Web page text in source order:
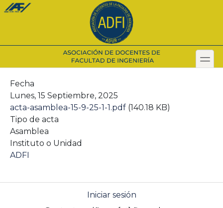
Pasar
toggle
Secondary menu
Fecha
Lunes, 15 Septiembre, 2025
acta-asamblea-15-9-25-1-1.pdf (140.18 KB)
Tipo de acta
Asamblea
Instituto o Unidad
ADFI
Iniciar sesión